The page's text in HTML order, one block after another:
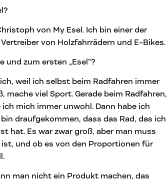
von My Esel. Ich bin einer der
von Holzfahrrädern und E-Bikes.
und zum ersten „Esel“?
weil ich selbst beim Radfahren immer
viel Sport. Gerade beim Radfahren,
mich immer unwohl. Dann habe ich
draufgekommen, dass das Rad, das ich
hat. Es war zwar groß, aber man muss
und ob es von den Proportionen für
man nicht ein Produkt machen, das